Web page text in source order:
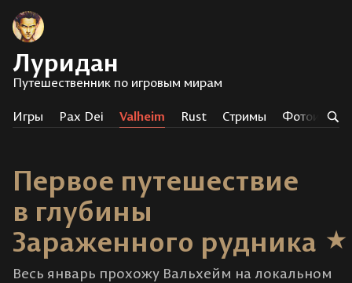
Луридан
Путешественник по игровым мирам
Игры Pax Dei Valheim Rust Стримы
Первое путешествие
в глубины
Зараженного рудника
Весь январь прохожу Вальхейм на локальном